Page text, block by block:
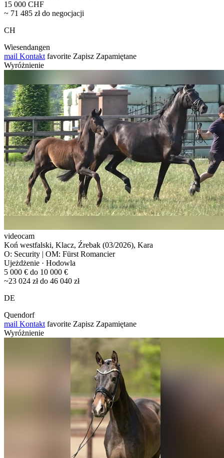
15 000 CHF
~ 71 485 zł do negocjacji
CH
Wiesendangen
mail Kontakt favorite Zapisz Zapamiętane
Wyróżnienie
videocam
Koń westfalski, Klacz, Źrebak (03/2026), Kara
O: Security | OM: Fürst Romancier
Ujeżdżenie · Hodowla
5 000 € do 10 000 €
~23 024 zł do 46 040 zł
DE
Quendorf
mail Kontakt favorite Zapisz Zapamiętane
Wyróżnienie